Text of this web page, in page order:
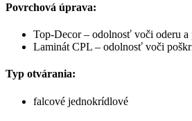
Povrchová úprava:
Top-Decor – odolnosť voči oderu a
Laminát CPL – odolnosť voči
Typ otvárania:
falcové jednokrídlové